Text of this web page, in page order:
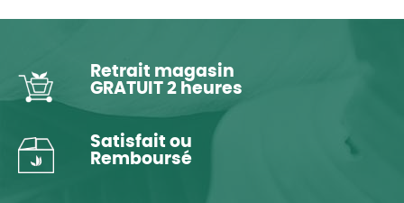
Retrait magasin
GRATUIT 2 heures
Satisfait ou
Remboursé